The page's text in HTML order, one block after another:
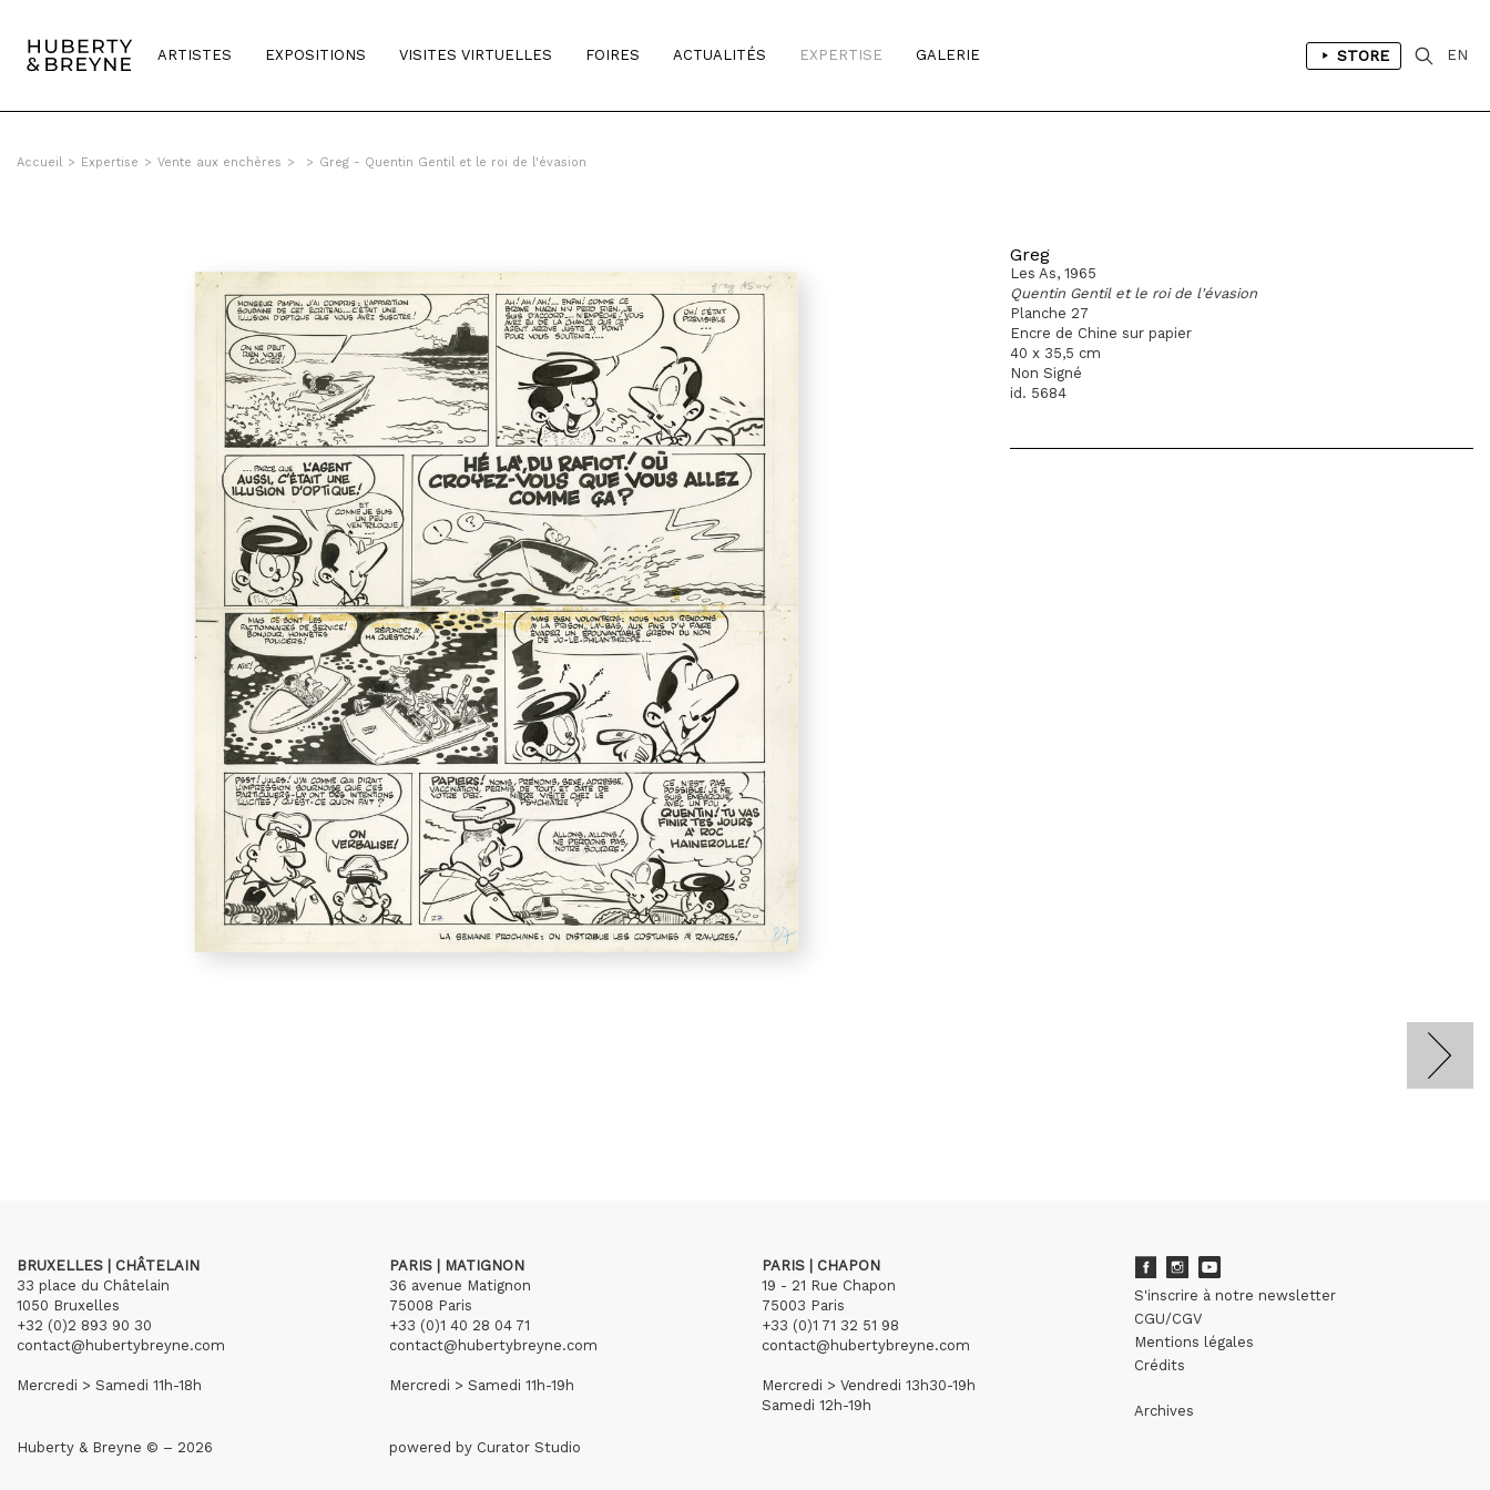
ARTISTES EXPOSITIONS VISITES VIRTUELLES FOIRES ACTUALITÉS EXPERTISE GALERIE STORE EN
Accueil > Expertise > Vente aux enchères > > Greg - Quentin Gentil et le roi de l'évasion
Greg
Les As, 1965
Quentin Gentil et le roi de l'évasion
Planche 27
Encre de Chine sur papier
40 x 35,5 cm
Non Signé
id. 5684
BRUXELLES | CHÂTELAIN
33 place du Châtelain
1050 Bruxelles
+32 (0)2 893 90 30
contact@hubertybreyne.com
Mercredi > Samedi 11h-18h
PARIS | MATIGNON
36 avenue Matignon
75008 Paris
+33 (0)1 40 28 04 71
contact@hubertybreyne.com
Mercredi > Samedi 11h-19h
PARIS | CHAPON
19 - 21 Rue Chapon
75003 Paris
+33 (0)1 71 32 51 98
contact@hubertybreyne.com
Mercredi > Vendredi 13h30-19h
Samedi 12h-19h
S'inscrire à notre newsletter
CGU/CGV
Mentions légales
Crédits
Archives
Huberty & Breyne © – 2026 powered by Curator Studio